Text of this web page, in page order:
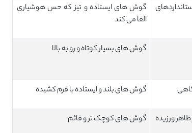
گوش های ایستاده و تیز که حس هوشیاری
القا می کند
گوش های بسیار کوتاه و رو به بالا
گوش های بلند و ایستاده با فرم کشیده
ورزیده گوش های کوچک تر و قائم